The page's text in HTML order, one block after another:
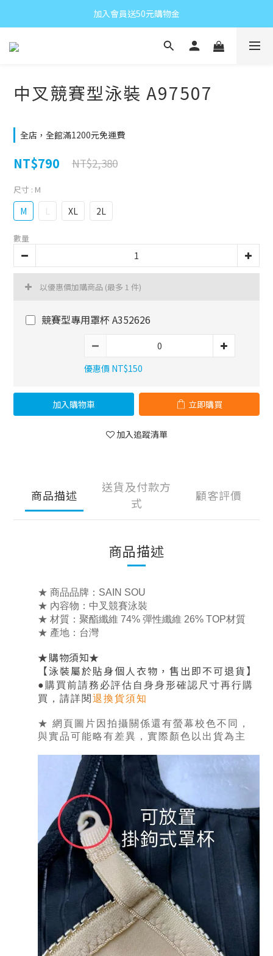
加入會員送50元購物金
中叉競賽型泳裝 A97507
全店，全館滿1200元免運費
NT$790 NT$2,380
尺寸 : M
M L XL 2L
數量
以優惠價加購商品 (最多 1 件)
競賽型專用罩杯 A352626
優惠價 NT$150
加入購物車 立即購買
加入追蹤清單
商品描述
送貨及付款方
式
顧客評價
商品描述
★ 商品品牌：SAIN SOU
★ 內容物：中叉競賽泳裝
★ 材質：聚酯纖維 74% 彈性纖維 26% TOP材質
★ 產地：台灣
★ 購物須知★
【泳裝屬於貼身個人衣物，售出即不可退貨】
● 購買前請務必評估自身身形確認尺寸再行購
買 ， 請詳閱 退換貨須知
★ 網頁圖片因拍攝關係還有螢幕校色不同，
與實品可能略有差異，實際顏色以出貨為主